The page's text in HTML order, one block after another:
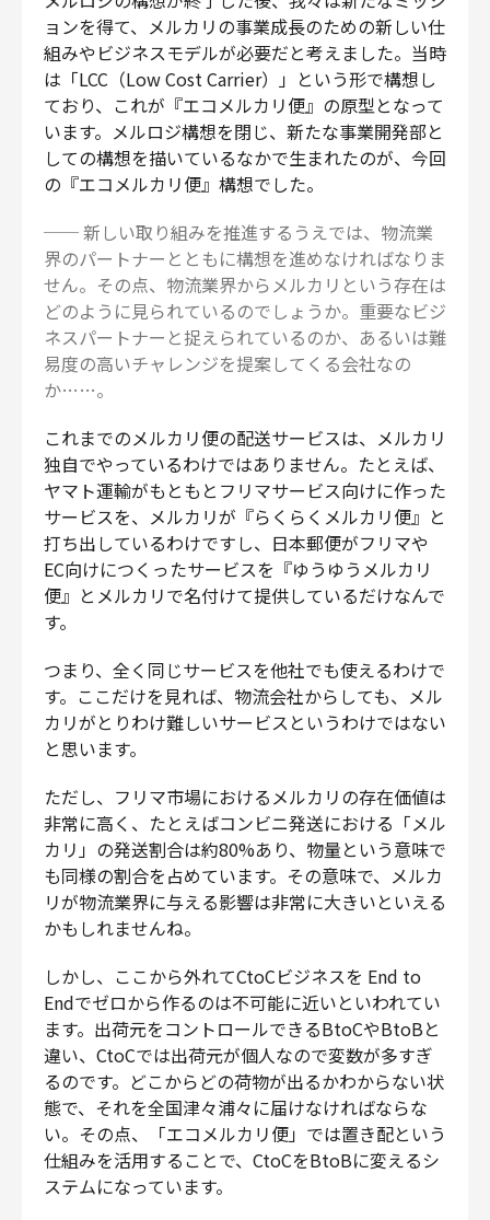
ョンを得て、メルカリの事業成長のための新しい仕
組みやビジネスモデルが必要だと考えました。当時
は「LCC（Low Cost Carrier）」という形で構想し
ており、これが『エコメルカリ便』の原型となって
います。メルロジ構想を閉じ、新たな事業開発部と
しての構想を描いているなかで生まれたのが、今回
の『エコメルカリ便』構想でした。
── 新しい取り組みを推進するうえでは、物流業
界のパートナーとともに構想を進めなければなりま
せん。その点、物流業界からメルカリという存在は
どのように見られているのでしょうか。重要なビジ
ネスパートナーと捉えられているのか、あるいは難
易度の高いチャレンジを提案してくる会社なの
か……。
これまでのメルカリ便の配送サービスは、メルカリ
独自でやっているわけではありません。たとえば、
ヤマト運輸がもともとフリマサービス向けに作った
サービスを、メルカリが『らくらくメルカリ便』と
打ち出しているわけですし、日本郵便がフリマや
EC向けにつくったサービスを『ゆうゆうメルカリ
便』とメルカリで名付けて提供しているだけなんで
す。
つまり、全く同じサービスを他社でも使えるわけで
す。ここだけを見れば、物流会社からしても、メル
カリがとりわけ難しいサービスというわけではない
と思います。
ただし、フリマ市場におけるメルカリの存在価値は
非常に高く、たとえばコンビニ発送における「メル
カリ」の発送割合は約80%あり、物量という意味で
も同様の割合を占めています。その意味で、メルカ
リが物流業界に与える影響は非常に大きいといえる
かもしれませんね。
しかし、ここから外れてCtoCビジネスを End to
Endでゼロから作るのは不可能に近いといわれてい
ます。出荷元をコントロールできるBtoCやBtoBと
違い、CtoCでは出荷元が個人なので変数が多すぎ
るのです。どこからどの荷物が出るかわからない状
態で、それを全国津々浦々に届けなければならな
い。その点、「エコメルカリ便」では置き配という
仕組みを活用することで、CtoCをBtoBに変えるシ
ステムになっています。